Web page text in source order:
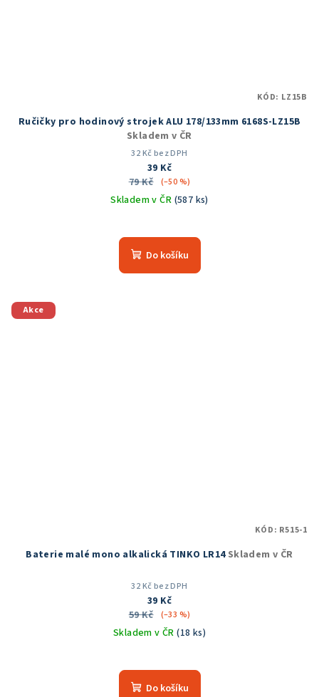
Ručičky pro hodinový strojek ALU 178/133mm 6168S-LZ15B
Skladem v ČR
32 Kč bez DPH
39 Kč
79 Kč
(–50 %)
Skladem v ČR (587 ks)
Do košíku
KÓD: LZ15B
Akce
Baterie malé mono alkalická TINKO LR14Skladem v ČR
32 Kč bez DPH
39 Kč
59 Kč
(–33 %)
Skladem v ČR(18 ks)
Do košíku
KÓD: R515-1